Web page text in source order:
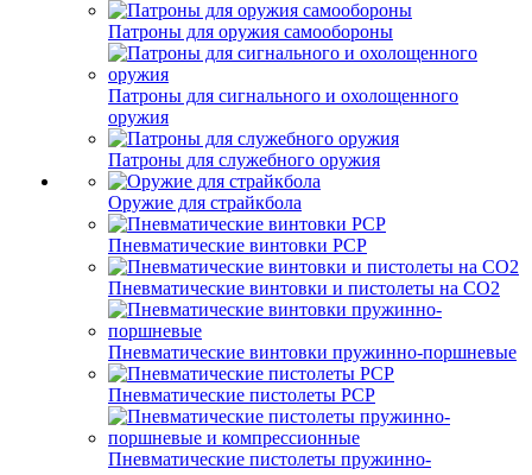
Патроны для оружия самообороны
Патроны для сигнального и охолощенного
оружия
Патроны для служебного оружия
Оружие для страйкбола
Пневматические винтовки PCP
Пневматические винтовки и пистолеты на CO2
Пневматические винтовки пружинно-поршневые
Пневматические пистолеты PCP
Пневматические пистолеты пружинно-